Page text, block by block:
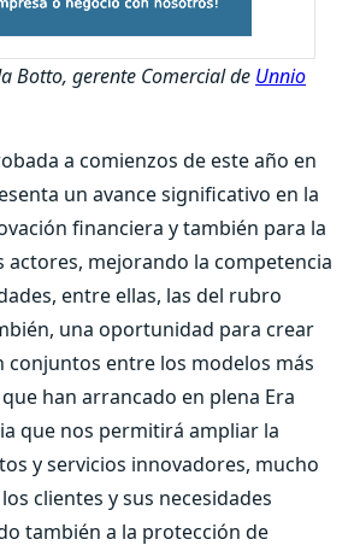
Botto, gerente Comercial de Unnio
a comienzos de este año en
un avance significativo en la
financiera y también para la
actores, mejorando la competencia
entre ellas, las del rubro
una oportunidad para crear
conjuntos entre los modelos más
han arrancado en plena Era
que nos permitirá ampliar la
y servicios innovadores, mucho
clientes y sus necesidades
también a la protección de